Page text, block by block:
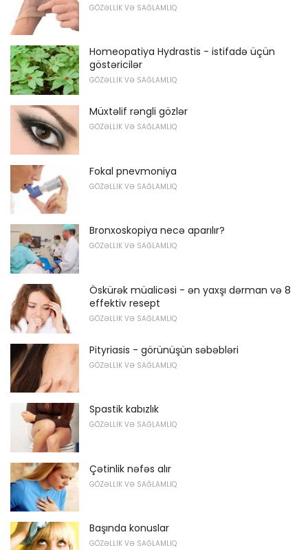
GÖZƏLLIK VƏ SAĞLAMLIQ
Homeopatiya Hydrastis - istifadə üçün
göstəricilər
GÖZƏLLIK VƏ SAĞLAMLIQ
Müxtəlif rəngli gözlər
GÖZƏLLIK VƏ SAĞLAMLIQ
Fokal pnevmoniya
GÖZƏLLIK VƏ SAĞLAMLIQ
Bronxoskopiya necə aparılır?
GÖZƏLLIK VƏ SAĞLAMLIQ
Öskürək müalicəsi - ən yaxşı dərman və 8
effektiv resept
GÖZƏLLIK VƏ SAĞLAMLIQ
Pityriasis - görünüşün səbəbləri
GÖZƏLLIK VƏ SAĞLAMLIQ
Spastik kabızlık
GÖZƏLLIK VƏ SAĞLAMLIQ
Çətinlik nəfəs alır
GÖZƏLLIK VƏ SAĞLAMLIQ
Başında konuslar
GÖZƏLLIK VƏ SAĞLAMLIQ